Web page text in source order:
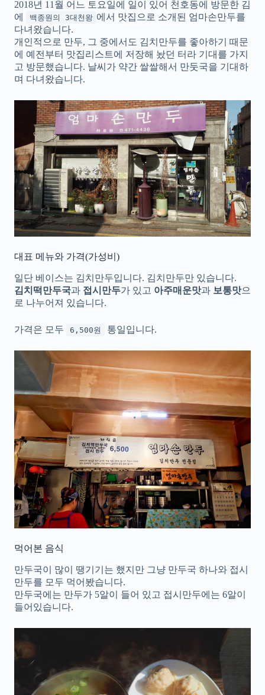
2018년 11월 어느 토요일에 일이 있어 천호동에 방문한 김
에
백종원의 3대천왕 에서 맛집으로 소개된 엄마손만두를
다녀왔습니다.
개인적으로 만두, 그 중에서도 김치만두를 좋아하기 때문
에 예전부터 맛집리스트에 저장해 놨던 터라 기대를 가지
고 방문했습니다. 날씨가 약간 쌀쌀해서 만둣국을 기대하
며 다녀왔습니다.
대표 메뉴와 가격(가성비)
일단 베이스는 김치만두입니다. 김치만두만 있습니다.
김치떡만두국과 접시만두가 있고 아주매운맛과 보통맛으
로 나누어져 있습니다.
가격은 모두 6,500원 통일입니다.
먹어본 음식
만두국이 많이 땡기기는 했지만 그냥 만두국 하나와 접시
만두를 모두 먹어봤습니다.
만두국에는 만두가 5알이 들어 있고 접시만두에는 6알이
들어있습니다.